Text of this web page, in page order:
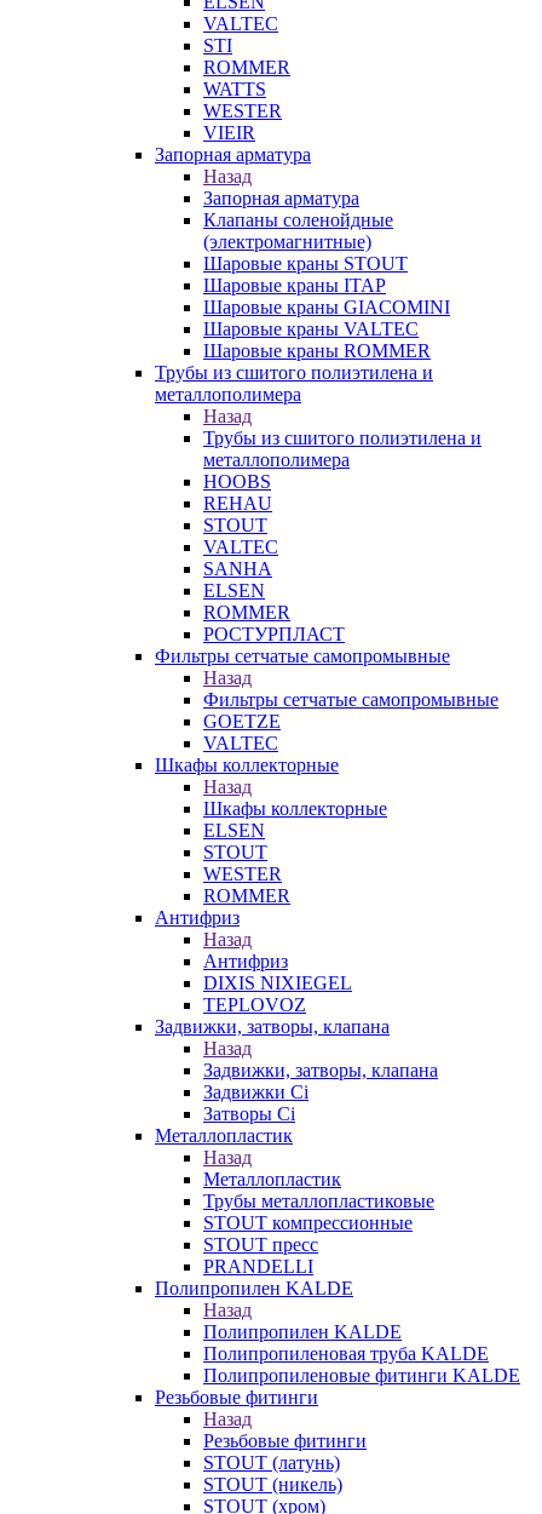
VALTEC
STI
ROMMER
WATTS
WESTER
VIEIR
Запорная арматура
Назад
Запорная арматура
Клапаны соленойдные
(электромагнитные)
Шаровые краны STOUT
Шаровые краны ITAP
Шаровые краны GIACOMINI
Шаровые краны VALTEC
Шаровые краны ROMMER
Трубы из сшитого полиэтилена и
металлополимера
Назад
Трубы из сшитого полиэтилена и
металлополимера
HOOBS
REHAU
STOUT
VALTEC
SANHA
ELSEN
ROMMER
РОСТУРПЛАСТ
Фильтры сетчатые самопромывные
Назад
Фильтры сетчатые самопромывные
GOETZE
VALTEC
Шкафы коллекторные
Назад
Шкафы коллекторные
ELSEN
STOUT
WESTER
ROMMER
Антифриз
Назад
Антифриз
DIXIS NIXIEGEL
TEPLOVOZ
Задвижки, затворы, клапана
Назад
Задвижки, затворы, клапана
Задвижки Ci
Затворы Ci
Металлопластик
Назад
Металлопластик
Трубы металлопластиковые
STOUT компрессионные
STOUT пресс
PRANDELLI
Полипропилен KALDE
Назад
Полипропилен KALDE
Полипропиленовая труба KALDE
Полипропиленовые фитинги KALDE
Резьбовые фитинги
Назад
Резьбовые фитинги
STOUT (латунь)
STOUT (никель)
STOUT (хром)